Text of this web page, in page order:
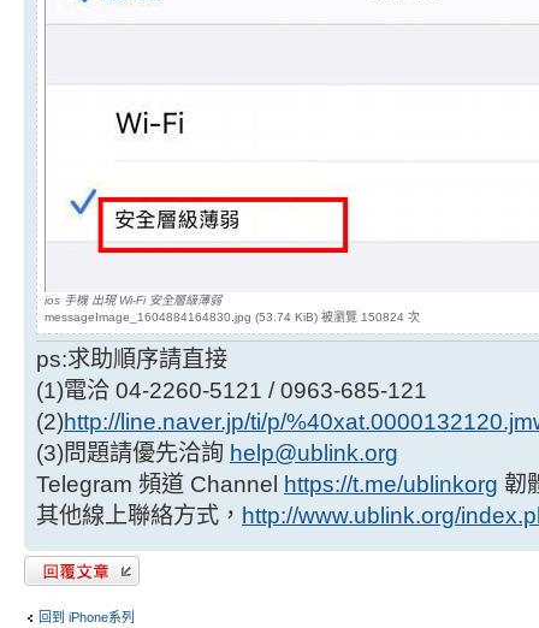
ios 手機 出現 Wi-Fi 安全層級薄弱
messageImage_1604884164830.jpg (53.74 KiB) 被瀏覽 150824 次
ps:求助順序請直接
(1)電洽 04-2260-5121 / 0963-685-121
(2)http://line.naver.jp/ti/p/
(3)問題請優先洽詢 help@ublink.org
Telegram 頻道 Channel https://t.me/ublinkorg 韌
其他線上聯絡方式， http://www.ublink.org/
發表回覆
回到 iPhone系列